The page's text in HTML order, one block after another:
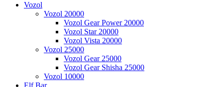
Vozol
Vozol 20000
Vozol Gear Power 20000
Vozol Star 20000
Vozol Vista 20000
Vozol 25000
Vozol Gear 25000
Vozol Gear Shisha 25000
Vozol 10000
Elf Bar